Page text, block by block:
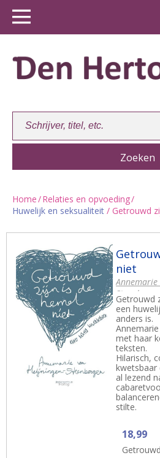
Home/Relaties en opvoeding/
Huwelijk en seksualiteit / Getrouwd
niet
Getrouwd
een
anders is.
met haar
teksten.
Hilarisch,
kwetsbaar
al lezend
stilte.
18,99